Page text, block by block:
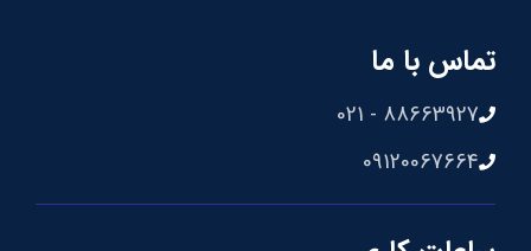
تماس با ما
88663927 - 021
09120067664